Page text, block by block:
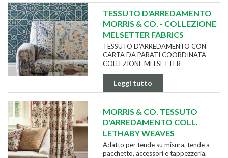
TESSUTO D'ARREDAMENTO
MORRIS & CO. - COLLEZIONE
MELSETTER FABRICS
TESSUTO D'ARREDAMENTO CON
CARTA DA PARATI COORDINATA
COLLEZIONE MELSETTER
Leggi tutto
MORRIS & CO. TESSUTO
D'ARREDAMENTO COLL.
LETHABY WEAVES
Adatto per tende su misura, tende a
pacchetto, accessori e tappezzeria.